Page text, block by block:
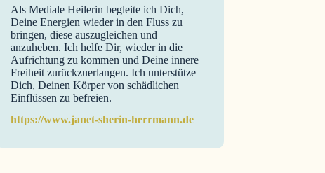
Als Mediale Heilerin begleite ich Dich,
Deine Energien wieder in den Fluss zu
bringen, diese auszugleichen und
anzuheben. Ich helfe Dir, wieder in die
Aufrichtung zu kommen und Deine innere
Freiheit zurückzuerlangen. Ich unterstütze
Dich, Deinen Körper von schädlichen
Einflüssen zu befreien.
https://www.janet-sherin-herrmann.de